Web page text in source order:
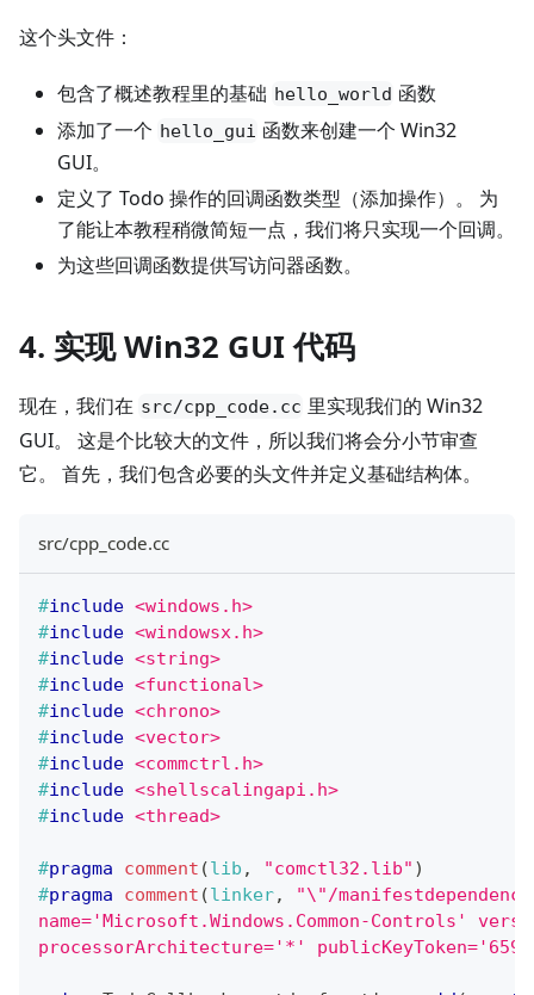
这个头文件：
包含了概述教程里的基础 hello_world 函数
添加了一个 hello_gui 函数来创建一个 Win32
GUI。
定义了 Todo 操作的回调函数类型（添加操作）。 为
了能让本教程稍微简短一点，我们将只实现一个回调。
为这些回调函数提供写访问器函数。
4. 实现 Win32 GUI 代码
现在，我们在 src/cpp_code.cc 里实现我们的 Win32
GUI。 这是个比较大的文件，所以我们将会分小节审查
它。 首先，我们包含必要的头文件并定义基础结构体。
src/cpp_code.cc
#include <windows.h>
#include <windowsx.h>
#include <string>
#include <functional>
#include <chrono>
#include <vector>
#include <commctrl.h>
#include <shellscalingapi.h>
#include <thread>
#pragma comment (lib , "comctl32.lib" )
#pragma comment (linker,
"\"/
name='Microsoft.Windows.Common-Controls'
processorArchitecture='*'